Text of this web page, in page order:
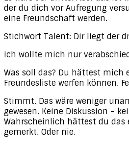
der du dich vor Aufregung
eine Freundschaft werden.
Stichwort Talent: Dir liegt der
Ich wollte mich nur
Was soll das? Du hättest mich
Freundesliste werfen können.
Stimmt. Das wäre weniger
gewesen. Keine Diskussion –
Wahrscheinlich hättest du das
gemerkt. Oder nie.